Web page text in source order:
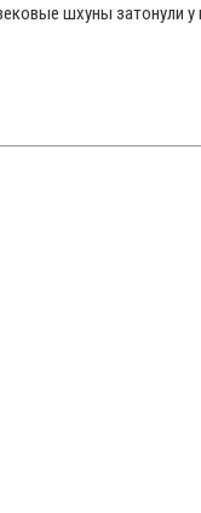
шхуны затонули у